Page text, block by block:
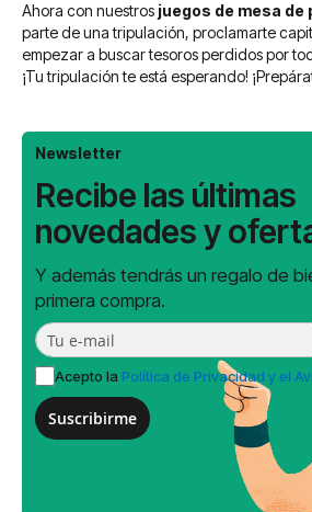
Ahora con nuestros juegos de mesa de
parte de una tripulación, proclamarte
empezar a buscar tesoros perdidos por
¡Tu tripulación te está esperando!
Newsletter
Recibe las últimas
novedades y
Y además tendrás un regalo de
primera compra.
Acepto la Política de Privacidad y el
Suscribirme